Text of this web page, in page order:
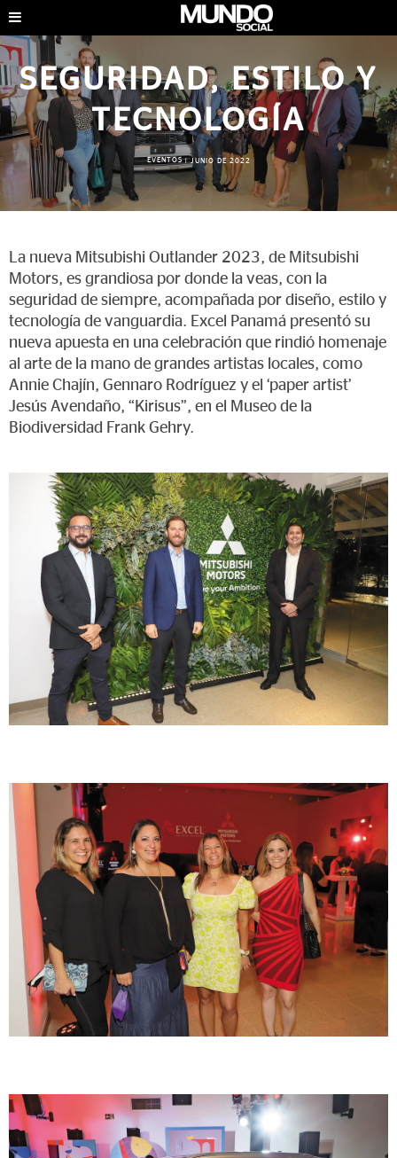
SEGURIDAD, ESTILO Y
TECNOLOGÍA
EVENTOS|JUNIO DE 2022
La nueva Mitsubishi Outlander 2023, de Mitsubishi
Motors, es grandiosa por donde la veas, con la
seguridad de siempre, acompañada por diseño, estilo y
tecnología de vanguardia. Excel Panamá presentó su
nueva apuesta en una celebración que rindió homenaje
al arte de la mano de grandes artistas locales, como
Annie Chajín, Gennaro Rodríguez y el ‘paper artist’
Jesús Avendaño, “Kirisus”, en el Museo de la
Biodiversidad Frank Gehry.